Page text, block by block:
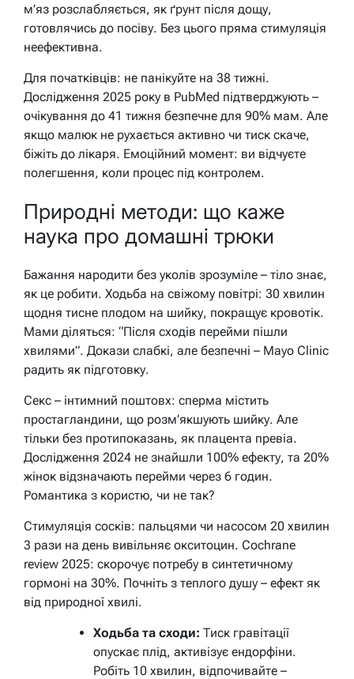
м’яз розслабляється, як ґрунт після дощу,
готовлячись до посіву. Без цього пряма стимуляція
неефективна.
Для початківців: не панікуйте на 38 тижні.
Дослідження 2025 року в PubMed підтверджують –
очікування до 41 тижня безпечне для 90% мам. Але
якщо малюк не рухається активно чи тиск скаче,
біжіть до лікаря. Емоційний момент: ви відчуєте
полегшення, коли процес під контролем.
Природні методи: що каже
наука про домашні трюки
Бажання народити без уколів зрозуміле – тіло знає,
як це робити. Ходьба на свіжому повітрі: 30 хвилин
щодня тисне плодом на шийку, покращує кровотік.
Мами діляться: “Після сходів перейми пішли
хвилями”. Докази слабкі, але безпечні – Mayo Clinic
радить як підготовку.
Секс – інтимний поштовх: сперма містить
простагландини, що розм’якшують шийку. Але
тільки без протипоказань, як плацента превіа.
Дослідження 2024 не знайшли 100% ефекту, та 20%
жінок відзначають перейми через 6 годин.
Романтика з користю, чи не так?
Стимуляція сосків: пальцями чи насосом 20 хвилин
3 рази на день вивільняє окситоцин. Cochrane
review 2025: скорочує потребу в синтетичному
гормоні на 30%. Почніть з теплого душу – ефект як
від природної хвилі.
Ходьба та сходи: Тиск гравітації
опускає плід, активізує ендорфіни.
Робіть 10 хвилин, відпочивайте –